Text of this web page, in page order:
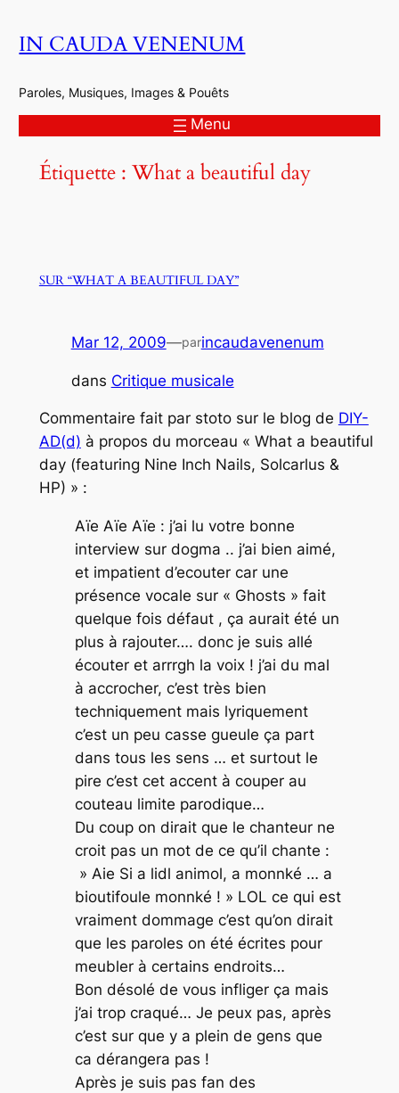
auIN CAUDA VENENUM
Paroles, Musiques, Images & Pouêts
Menu
Étiquette : What a beautiful day
SUR “WHAT A BEAUTIFUL DAY”
Mar 12, 2009—parincaudavenenum
dans Critique musicale
Commentaire fait par stoto sur le blog de DIY-
AD(d) à propos du morceau « What a beautiful
day (featuring Nine Inch Nails, Solcarlus &
HP) » :
Aïe Aïe Aïe : j’ai lu votre bonne
interview sur dogma .. j’ai bien aimé,
et impatient d’ecouter car une
présence vocale sur « Ghosts » fait
quelque fois défaut , ça aurait été un
plus à rajouter…. donc je suis allé
écouter et arrrgh la voix ! j’ai du mal
à accrocher, c’est très bien
techniquement mais lyriquement
c’est un peu casse gueule ça part
dans tous les sens … et surtout le
pire c’est cet accent à couper au
couteau limite parodique…
Du coup on dirait que le chanteur ne
croit pas un mot de ce qu’il chante :
» Aie Si a lidl animol, a monnké … a
bioutifoule monnké ! » LOL ce qui est
vraiment dommage c’est qu’on dirait
que les paroles on été écrites pour
meubler à certains endroits…
Bon désolé de vous infliger ça mais
j’ai trop craqué… Je peux pas, après
c’est sur que y a plein de gens que
ca dérangera pas !
Après je suis pas fan des